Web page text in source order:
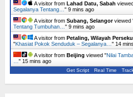
A visitor from Lahad Datu, Sabah
Segalanya Tentang… " 9 mins ago
A visitor from Subang, Selangorviewed
Tentang Tumbuhan… " 9 mins ago
A visitor from Petaling, Wilayah
"Khasiat Pokok Senduduk – Segalanya… " 14
A visitor from Beijing viewed "Nilai
" 15 mins ago
Get Script Real Time